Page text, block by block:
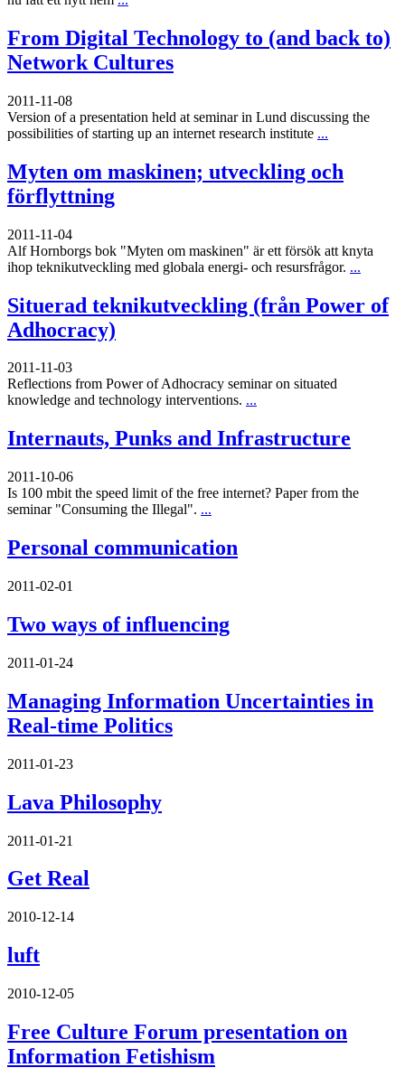
From Digital Technology to (and back to)
Network Cultures
2011-11-08
Version of a presentation held at seminar in Lund discussing the
possibilities of starting up an internet research institute ...
Myten om maskinen; utveckling och
förflyttning
2011-11-04
Alf Hornborgs bok "Myten om maskinen" är ett försök att knyta
ihop teknikutveckling med globala energi- och resursfrågor. ...
Situerad teknikutveckling (från Power of
Adhocracy)
2011-11-03
Reflections from Power of Adhocracy seminar on situated
knowledge and technology interventions. ...
Internauts, Punks and Infrastructure
2011-10-06
Is 100 mbit the speed limit of the free internet? Paper from the
seminar "Consuming the Illegal". ...
Personal communication
2011-02-01
Two ways of influencing
2011-01-24
Managing Information Uncertainties in
Real-time Politics
2011-01-23
Lava Philosophy
2011-01-21
Get Real
2010-12-14
luft
2010-12-05
Free Culture Forum presentation on
Information Fetishism